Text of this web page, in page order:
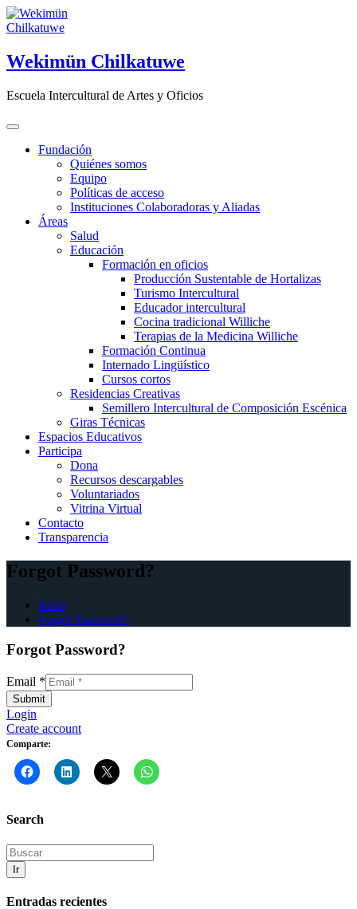
Saltar
al
Wekimün Chilkatuwe
Escuela Intercultural de Artes y Oficios
Fundación
Quiénes somos
Equipo
Políticas de acceso
Instituciones Colaboradoras y Aliadas
Áreas
Salud
Educación
Formación en oficios
Producción Sustentable de Hortalizas
Turismo Intercultural
Educador intercultural
Cocina tradicional Williche
Terapias de la Medicina Williche
Formación Continua
Internado Lingüístico
Cursos cortos
Residencias Creativas
Semillero Intercultural de Composición Escénica
Giras Técnicas
Espacios Educativos
Participa
Dona
Recursos descargables
Voluntariados
Vitrina Virtual
Contacto
Transparencia
Forgot Password?
Inicio
Forgot Password?
Forgot Password?
Email *
Submit
Login
Create account
Comparte:
Search
Ir
Entradas recientes